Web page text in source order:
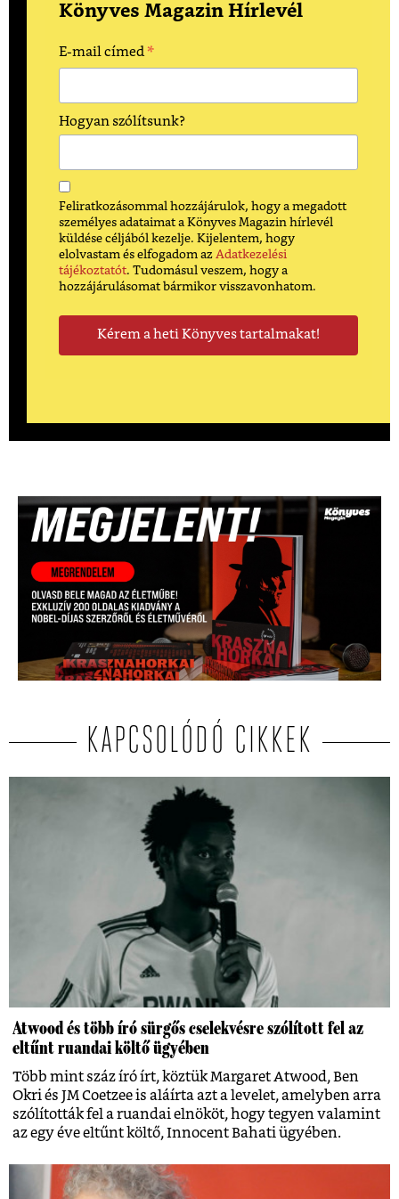
Könyves Magazin Hírlevél
E-mail címed *
Hogyan szólítsunk?
Feliratkozásommal hozzájárulok, hogy a megadott
személyes adataimat a Könyves Magazin hírlevél
küldése céljából kezelje. Kijelentem, hogy
elolvastam és elfogadom az Adatkezelési
tájékoztatót. Tudomásul veszem, hogy a
hozzájárulásomat bármikor visszavonhatom.
KAPCSOLÓDÓ CIKKEK
Atwood és több író sürgős cselekvésre szólított fel az
eltűnt ruandai költő ügyében
Több mint száz író írt, köztük Margaret Atwood, Ben
Okri és JM Coetzee is aláírta azt a levelet, amelyben arra
szólították fel a ruandai elnököt, hogy tegyen valamint
az egy éve eltűnt költő, Innocent Bahati ügyében.